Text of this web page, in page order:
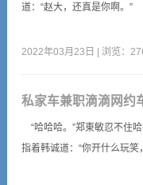
道：“赵大，还真是你啊。”
2022年03月23日 | 浏览：
私家车兼职滴滴网约
“哈哈哈。”郑東敏忍不住
指着韩诚道：“你开什么玩